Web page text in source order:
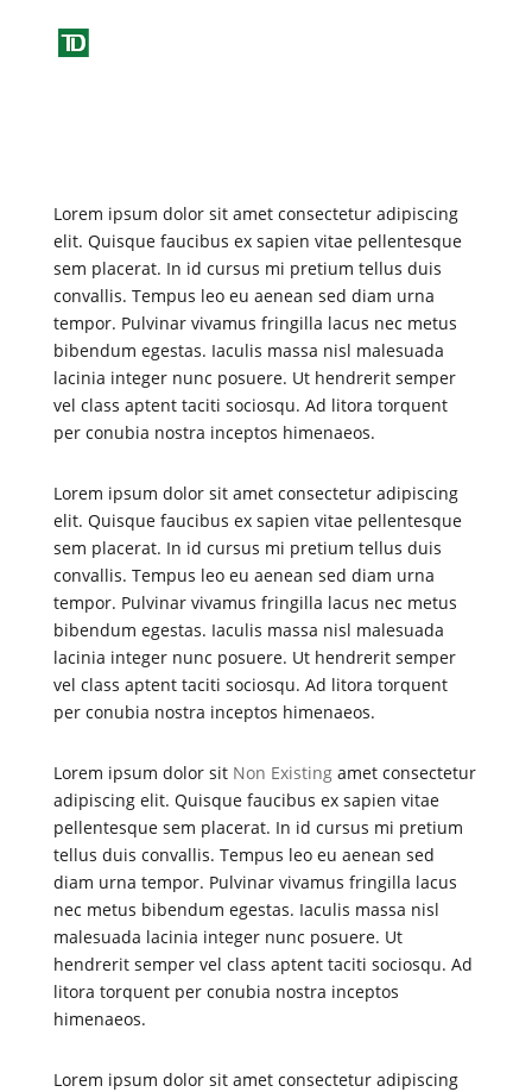
Lorem ipsum dolor sit amet consectetur adipiscing
elit. Quisque faucibus ex sapien vitae pellentesque
sem placerat. In id cursus mi pretium tellus duis
convallis. Tempus leo eu aenean sed diam urna
tempor. Pulvinar vivamus fringilla lacus nec metus
bibendum egestas. Iaculis massa nisl malesuada
lacinia integer nunc posuere. Ut hendrerit semper
vel class aptent taciti sociosqu. Ad litora torquent
per conubia nostra inceptos himenaeos.
Lorem ipsum dolor sit amet consectetur adipiscing
elit. Quisque faucibus ex sapien vitae pellentesque
sem placerat. In id cursus mi pretium tellus duis
convallis. Tempus leo eu aenean sed diam urna
tempor. Pulvinar vivamus fringilla lacus nec metus
bibendum egestas. Iaculis massa nisl malesuada
lacinia integer nunc posuere. Ut hendrerit semper
vel class aptent taciti sociosqu. Ad litora torquent
per conubia nostra inceptos himenaeos.
Lorem ipsum dolor sit Non Existingamet consectetur
adipiscing elit. Quisque faucibus ex sapien vitae
pellentesque sem placerat. In id cursus mi pretium
tellus duis convallis. Tempus leo eu aenean sed
diam urna tempor. Pulvinar vivamus fringilla lacus
nec metus bibendum egestas. Iaculis massa nisl
malesuada lacinia integer nunc posuere. Ut
hendrerit semper vel class aptent taciti sociosqu. Ad
litora torquent per conubia nostra inceptos
himenaeos.
Lorem ipsum dolor sit amet consectetur adipiscing